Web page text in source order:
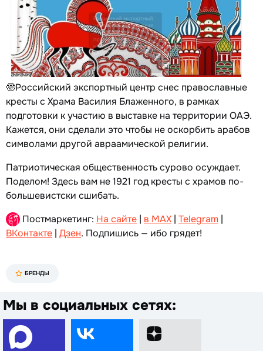
🤓Российский экспортный центр снес православные
кресты с Храма Василия Блаженного, в рамках
подготовки к участию в выставке на территории ОАЭ.
Кажется, они сделали это чтобы не оскорбить арабов
символами другой авраамической религии.
Патриотическая общественность сурово осуждает.
Поделом! Здесь вам не 1921 год кресты с храмов по-
большевистски сшибать.
Постмаркетинг: На сайте | в MAX | Telegram |
ВКонтакте | Дзен. Подпишись — ибо грядет!
БРЕНДЫ
Мы в социальных сетях: